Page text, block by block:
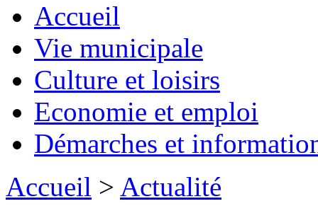
Accueil
Vie municipale
Culture et loisirs
Economie et emploi
Démarches et
Accueil > Actualité